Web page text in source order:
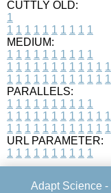
CUTTLY OLD:
1
1 1 1 1 1 1 1 1 1 1
MEDIUM:
1 1 1 1 1 1 1 1 1 1
1 1 1 1 1 1 1 1 1 1 1 1
1 1 1 1 1 1 1 1 1 1 1 1
PARALLELS:
1 1 1 1 1 1 1 1 1 1
1 1 1 1 1 1 1 1 1 1 1 1
1 1 1 1 1 1 1 1 1 1 1 1
URL PARAMETER:
1 1 1 1 1 1 1 1 1 1
Adapt Science -